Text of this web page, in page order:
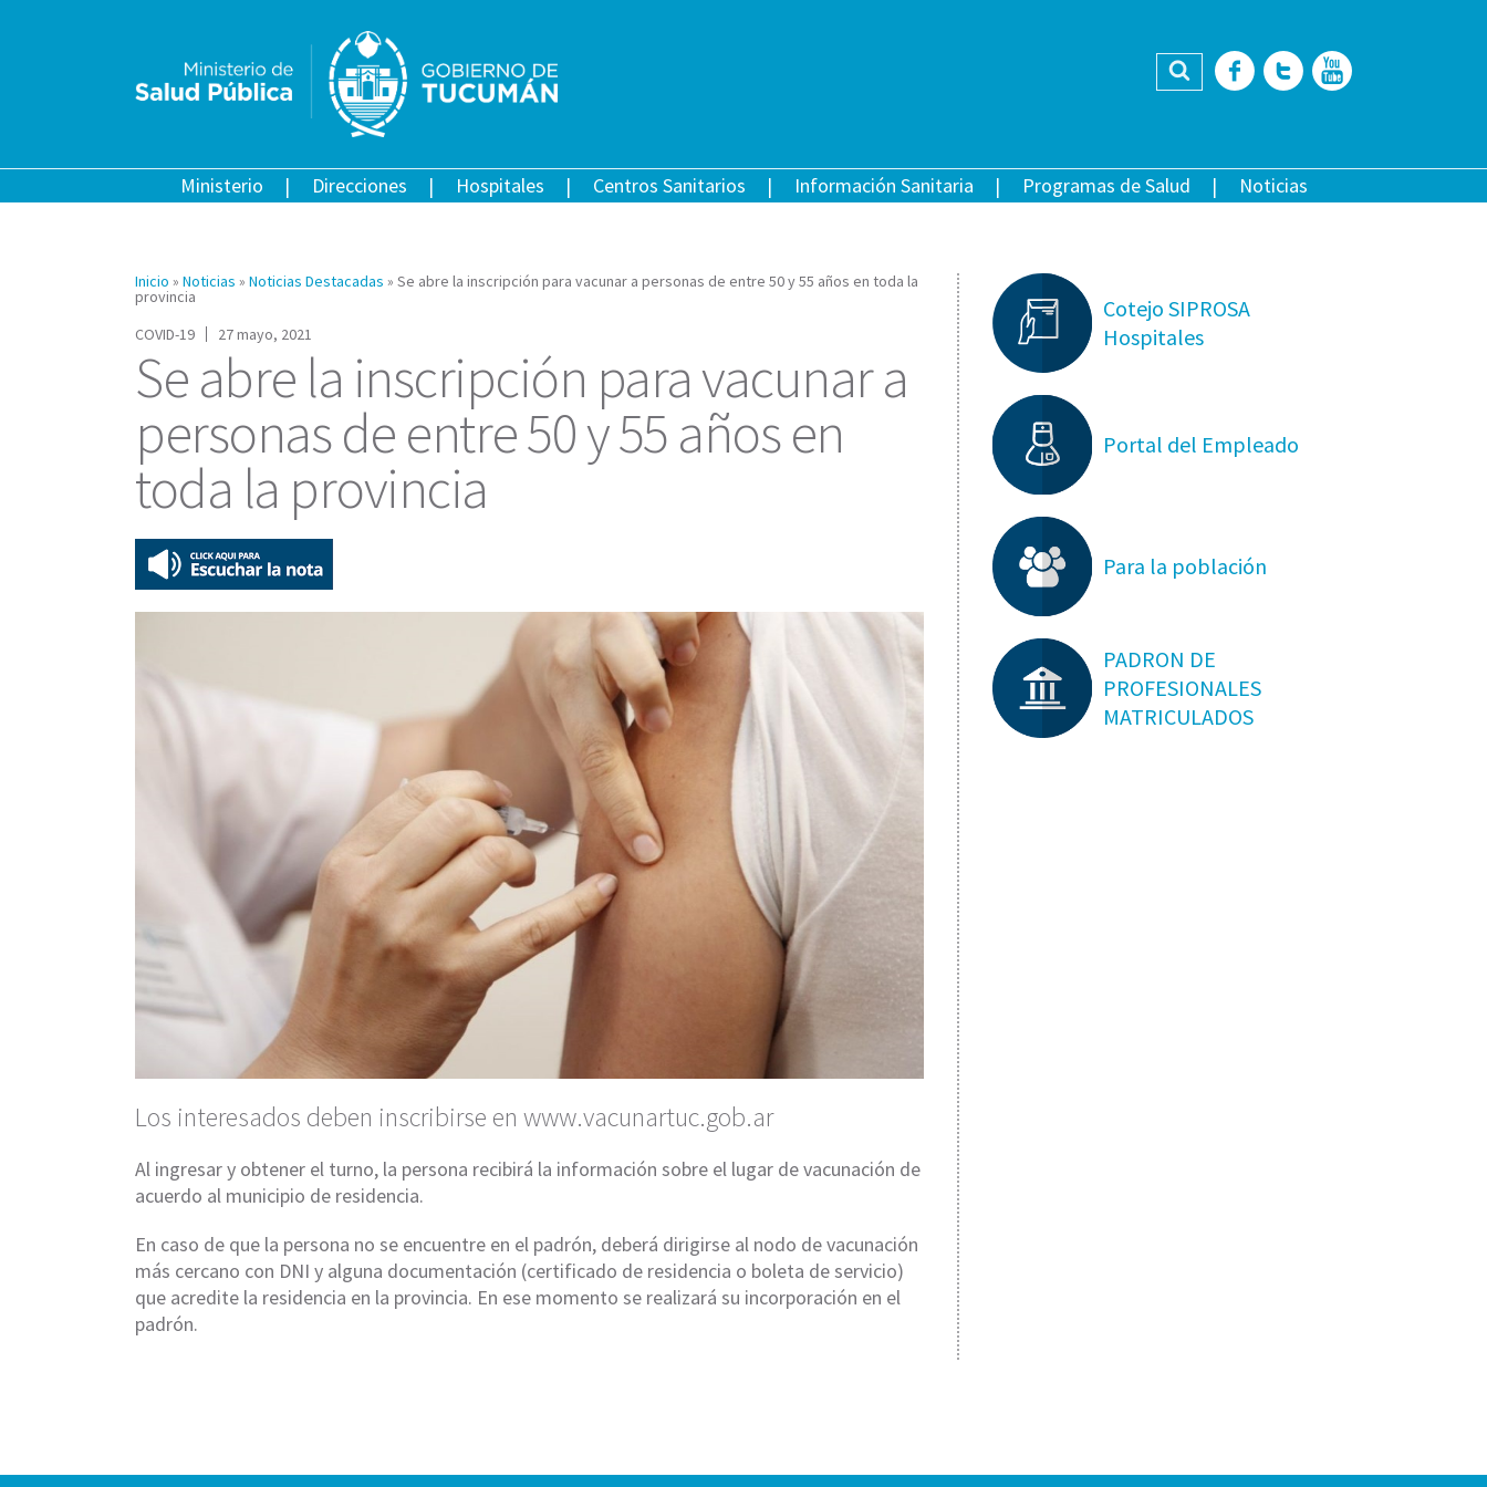
Buscar Facebook
Twitter
Ministerio Direcciones Hospitales Centros Sanitarios Información Sanitaria Programas de Salud Noticias
Inicio » Noticias » Noticias Destacadas » Se abre la inscripción para vacunar a personas de entre 50 y 55 años en toda la
provincia
COVID-19
27 mayo, 2021
Se abre la inscripción para vacunar a
personas de entre 50 y 55 años en
toda la provincia
Los interesados deben inscribirse en www.vacunartuc.gob.ar
Al ingresar y obtener el turno, la persona recibirá la información sobre el lugar de vacunación de
acuerdo al municipio de residencia.
En caso de que la persona no se encuentre en el padrón, deberá dirigirse al nodo de vacunación
más cercano con DNI y alguna documentación (certificado de residencia o boleta de servicio)
que acredite la residencia en la provincia. En ese momento se realizará su incorporación en el
padrón.
Cotejo SIPROSA
Hospitales
Portal del Empleado
Para la población
PADRON DE
PROFESIONALES
MATRICULADOS